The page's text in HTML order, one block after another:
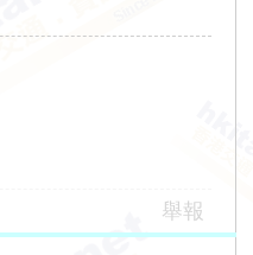
舉報